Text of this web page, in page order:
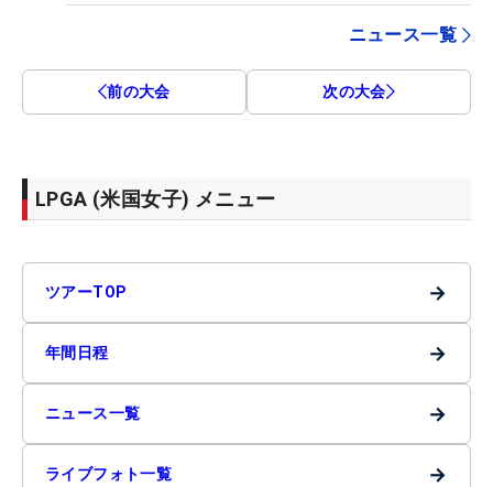
ニュース一覧
前の大会 次の大会
LPGA (米国女子) メニュー
ツアーTOP →
年間日程 →
ニュース一覧 →
ライブフォト一覧 →